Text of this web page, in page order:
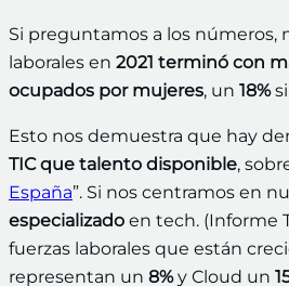
Si preguntamos a los números,
laborales en 2021 terminó con
ocupados por mujeres, un 18%si
Esto nos demuestra que hay
TIC que talento disponible,
España”. Si nos centramos en
especializado en tech. (Informe
fuerzas laborales que están
representan un 8%y Cloud un